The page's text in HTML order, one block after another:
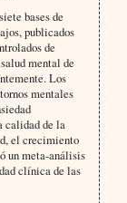
bases de
publicados
de
mental de
Los
mentales
calidad de la
el crecimiento
un meta-análisis
clínica de las